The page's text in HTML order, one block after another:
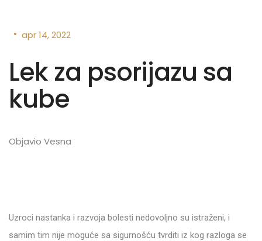
• apr 14, 2022
Lek za psorijazu sa
kube
Objavio Vesna
Uzroci nastanka i razvoja bolesti nedovoljno su istraženi, i
samim tim nije moguće sa sigurnošću tvrditi iz kog razloga se